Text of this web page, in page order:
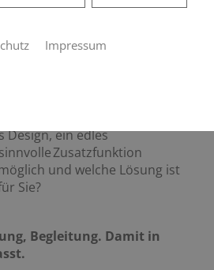
oder den Umbau
darüber bestimmen, wieviel
Design, ein edles
Zusatzfunktion
und welche Lösung ist
Sie?
Begleitung. Damit in
Impressum